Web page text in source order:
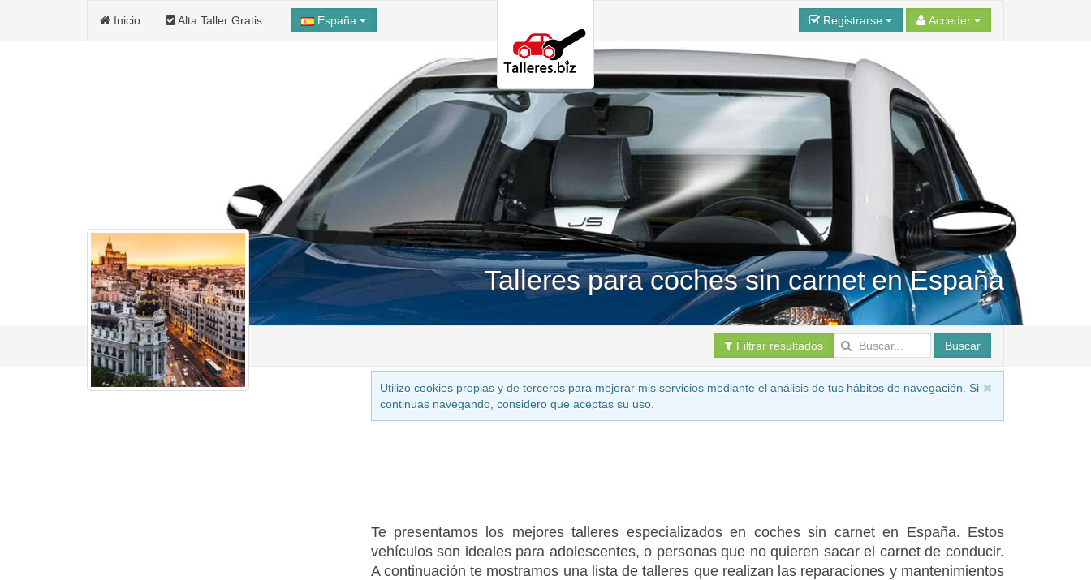
Inicio Alta Taller Gratis España Registrarse Acceder
Talleres para coches sin carnet en España
Filtrar resultados Buscar
Utilizo cookies propias y de terceros para mejorar mis servicios mediante el análisis de tus hábitos de navegación. Si
continuas navegando, considero que aceptas su uso.
Te presentamos los mejores talleres especializados en coches sin carnet en España. Estos
vehículos son ideales para adolescentes, o personas que no quieren sacar el carnet de conducir.
A continuación te mostramos una lista de talleres que realizan las reparaciones y mantenimientos